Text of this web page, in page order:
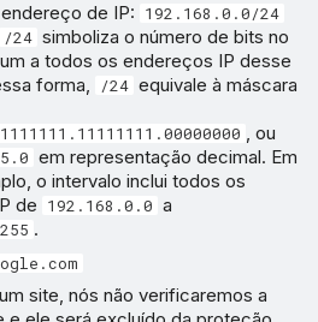
de IP: 192.168.0.0/24
/24 simboliza o número de bits no
a todos os endereços IP desse
forma,
/24 equivale à máscara
, ou
em representação decimal. Em
o intervalo inclui todos os
de
192.168.0.0 a
.
site, nós não verificaremos a